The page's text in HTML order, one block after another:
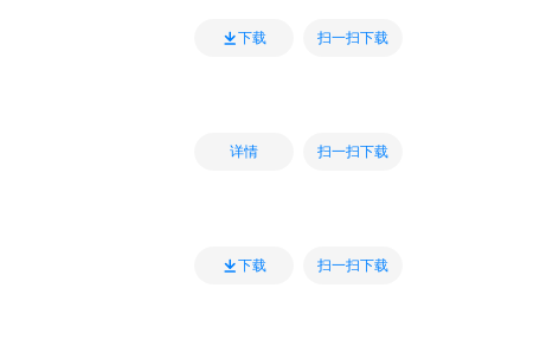
下载 扫一扫下载
详情 扫一扫下载
下载 扫一扫下载